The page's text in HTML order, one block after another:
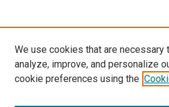
We use cookies that are
analyze, improve, and personalize
cookie preferences using the